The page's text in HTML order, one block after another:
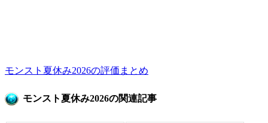
モンスト夏休み2026の評価まとめ
モンスト夏休み2026の関連記事